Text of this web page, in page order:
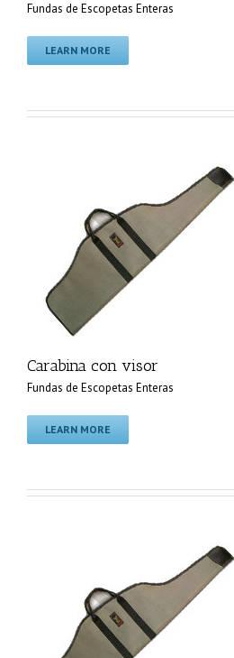
Fundas de Escopetas Enteras
LEARN MORE
Carabina con visor
Fundas de Escopetas Enteras
LEARN MORE